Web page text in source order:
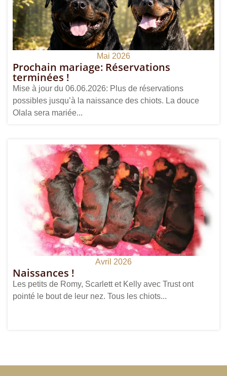
Mai 2026
Prochain mariage: Réservations
terminées !
Mise à jour du 06.06.2026: Plus de réservations
possibles jusqu’à la naissance des chiots. La douce
Olala sera mariée...
Avril 2026
Naissances !
Les petits de Romy, Scarlett et Kelly avec Trust ont
pointé le bout de leur nez. Tous les chiots...